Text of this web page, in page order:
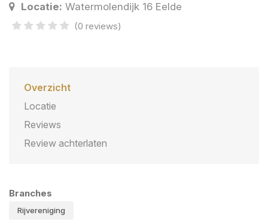
Locatie: Watermolendijk 16 Eelde
(0 reviews)
Overzicht
Locatie
Reviews
Review achterlaten
Branches
Rijvereniging